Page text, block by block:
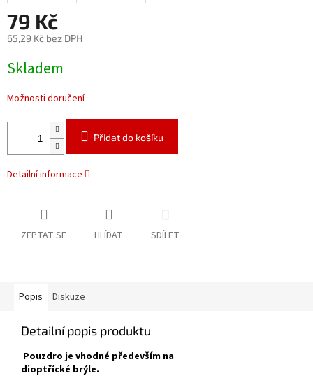
79 Kč
65,29 Kč bez DPH
cena:
Skladem
Možnosti doručení
Přidat do košíku
Detailní informace
ZEPTAT SE HLÍDAT SDÍLET
Popis Diskuze
Detailní popis produktu
Pouzdro je vhodné především na
dioptřícké brýle.